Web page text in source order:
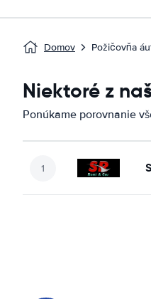
Domov Požičovňa
Niektoré z
Ponúkame porovnanie